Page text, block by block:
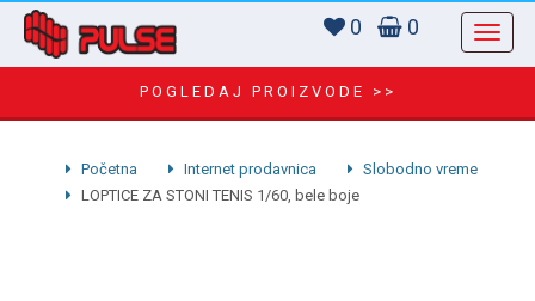
0 0
POGLEDAJ PROIZVODE >>
Početna Internet prodavnica
Slobodno vreme
LOPTICE ZA STONI TENIS 1/60, bele boje